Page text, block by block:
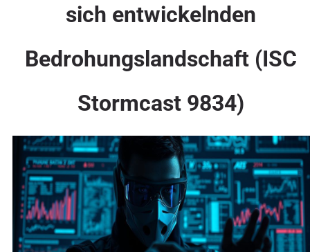
sich entwickelnden
Bedrohungslandschaft (ISC
Stormcast 9834)